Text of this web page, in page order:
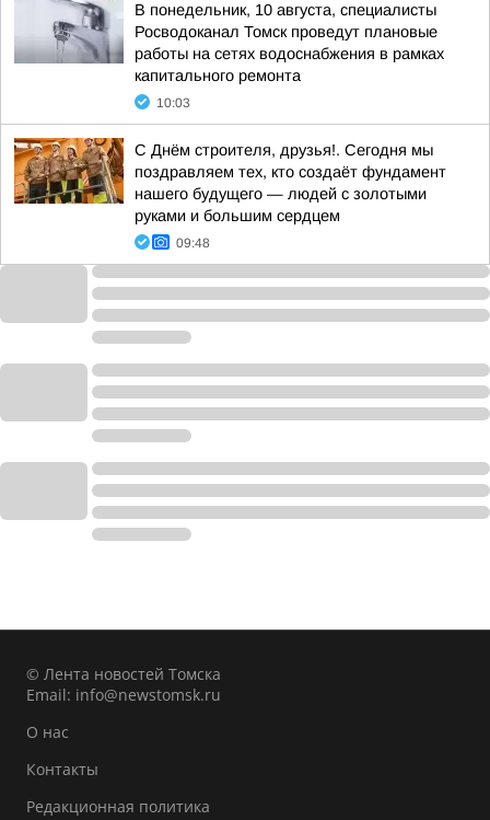
В понедельник, 10 августа, специалисты
Росводоканал Томск проведут плановые
работы на сетях водоснабжения в рамках
капитального ремонта
10:03
С Днём строителя, друзья!. Сегодня мы
поздравляем тех, кто создаёт фундамент
нашего будущего — людей с золотыми
руками и большим сердцем
09:48
© Лента новостей Томска
Email: info@newstomsk.ru
О нас
Контакты
Редакционная политика